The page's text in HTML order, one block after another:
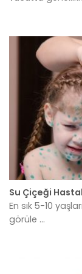
Su Çiçeği
En sık 5-10
görüle ...